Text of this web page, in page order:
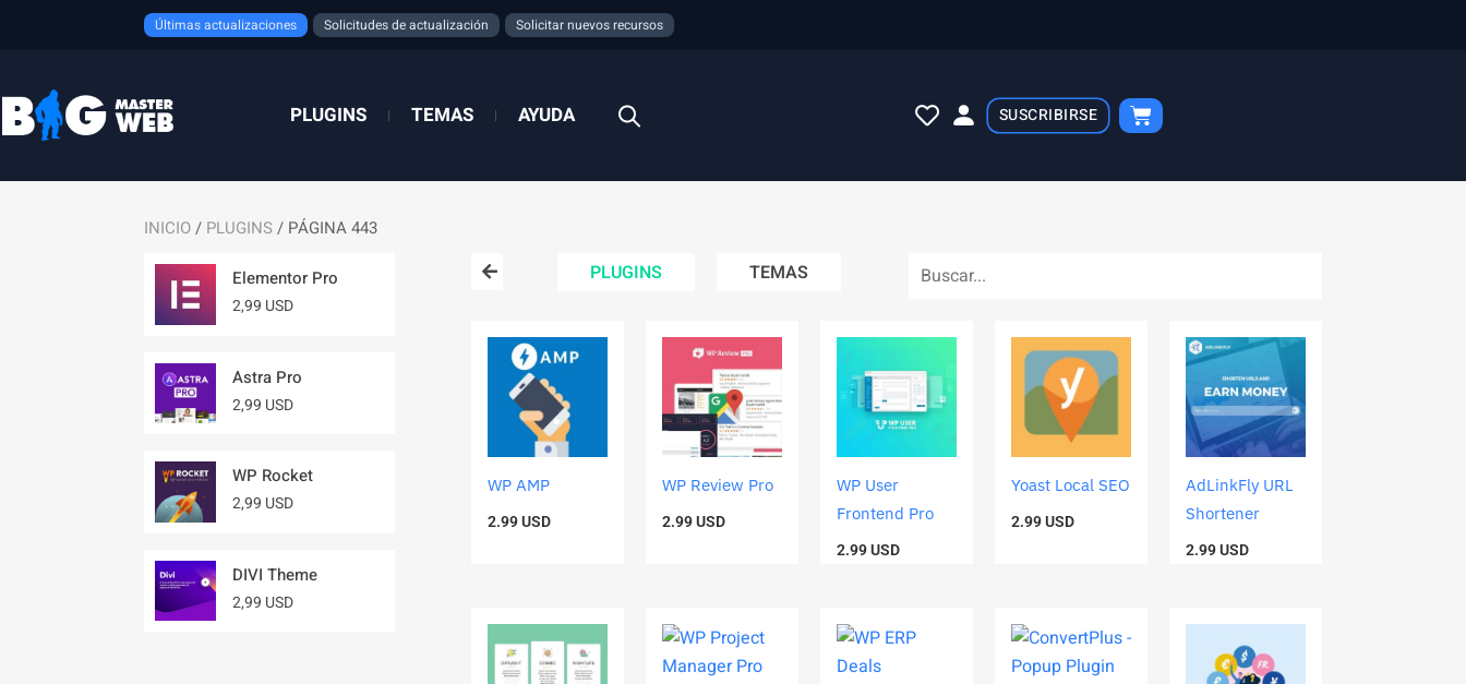
Últimas actualizaciones Solicitudes de actualización Solicitar nuevos recursos
PLUGINS TEMAS AYUDA SUSCRIBIRSE Cart
INICIO/ PLUGINS/ PÁGINA 443
Elementor Pro
2,99 USD
Astra Pro
2,99 USD
WP Rocket
2,99 USD
DIVI Theme
2,99 USD
PLUGINS TEMAS
WP AMP
2.99USD
WP Review Pro
2.99USD
WP User
Frontend Pro
2.99USD
Yoast Local SEO
2.99USD
AdLinkFly URL
Shortener
2.99USD